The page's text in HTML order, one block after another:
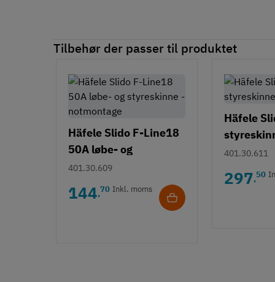
Tilbehør der passer til produktet
Häfele Slido F-Line18
50A løbe- og
styreskinne -
notmontage
401.30.609
144,70 Inkl. moms
Häfele
401.30.611
297,50